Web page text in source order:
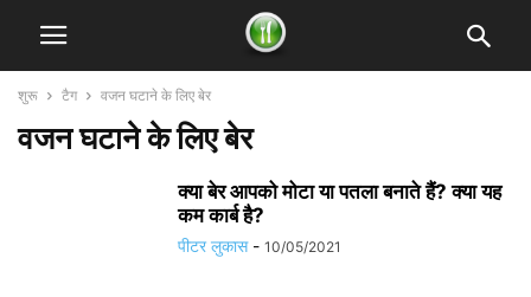
शुरू टैग वजन घटाने के लिए बेर
वजन घटाने के लिए बेर
क्या बेर आपको मोटा या पतला बनाते हैं? क्या यह
कम कार्ब है?
पीटर लुकास - 10/05/2021